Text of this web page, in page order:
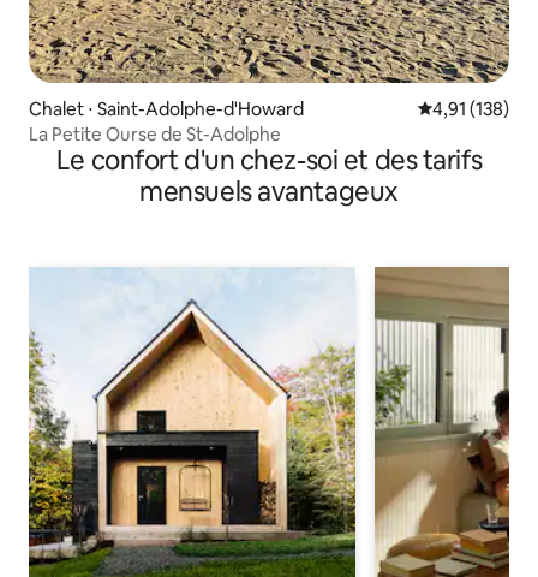
Chalet ⋅ Saint-Adolphe-d'Howard Évaluation
4,91 (138)
La Petite Ourse de St-Adolphe
Le confort d'un chez-soi et des tarifs
mensuels avantageux